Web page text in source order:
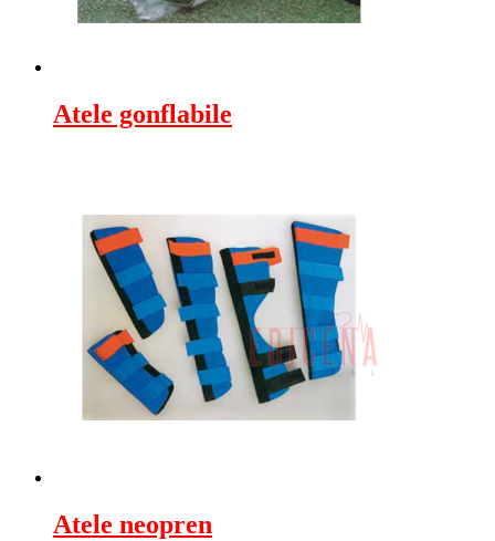
Atele gonflabile
Atele neopren